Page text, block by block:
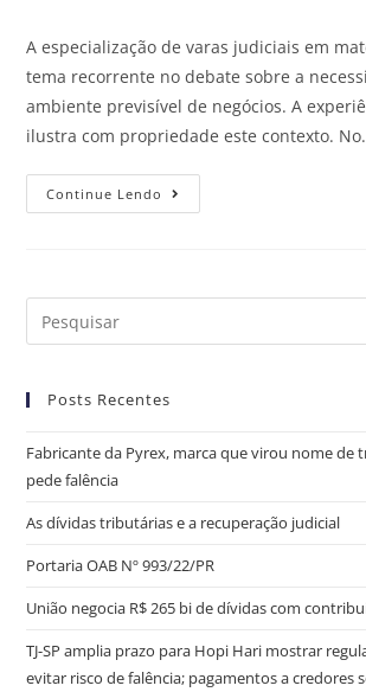
A especialização de varas judiciais em
tema recorrente no debate sobre a
ambiente previsível de negócios. A
ilustra com propriedade este contexto.
Continue Lendo
Posts Recentes
Fabricante da Pyrex, marca que virou nome de
pede falência
As dívidas tributárias e a recuperação judicial
Portaria OAB Nº 993/22/PR
União negocia R$ 265 bi de dívidas com
TJ-SP amplia prazo para Hopi Hari mostrar
evitar risco de falência; pagamentos a credores